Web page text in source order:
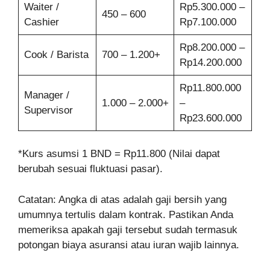
Waiter /
Cashier
450 – 600
Rp5.300.000 –
Rp7.100.000
Cook / Barista 700 – 1.200+
Rp8.200.000 –
Rp14.200.000
Manager /
Supervisor
1.000 – 2.000+
Rp11.800.000
–
Rp23.600.000
*Kurs asumsi 1 BND = Rp11.800 (Nilai dapat
berubah sesuai fluktuasi pasar).
Catatan: Angka di atas adalah gaji bersih yang
umumnya tertulis dalam kontrak. Pastikan Anda
memeriksa apakah gaji tersebut sudah termasuk
potongan biaya asuransi atau iuran wajib lainnya.